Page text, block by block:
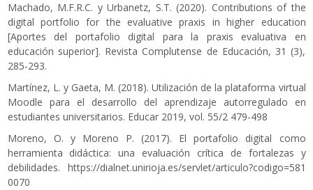
Machado, M.F.R.C. y Urbanetz, S.T. (2020). Contributions of the
digital portfolio for the evaluative praxis in higher education
[Aportes del portafolio digital para la praxis evaluativa en
educación superior]. Revista Complutense de Educación, 31 (3),
285-293.
Martínez, L. y Gaeta, M. (2018). Utilización de la plataforma virtual
Moodle para el desarrollo del aprendizaje autorregulado en
estudiantes universitarios. Educar 2019, vol. 55/2 479-498
Moreno, O. y Moreno P. (2017). El portafolio digital como
herramienta didáctica: una evaluación crítica de fortalezas y
debilidades. https://dialnet.unirioja.es/servlet/articulo?codigo=581
0070